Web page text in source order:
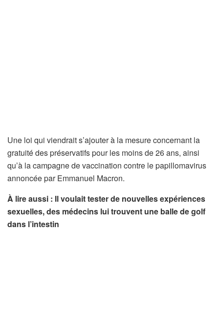
Une loi qui viendrait s’ajouter à la mesure concernant la
gratuité des préservatifs pour les moins de 26 ans, ainsi
qu’à la campagne de vaccination contre le papillomavirus
annoncée par Emmanuel Macron.
À lire aussi : Il voulait tester de nouvelles expériences
sexuelles, des médecins lui trouvent une balle de golf
dans l’intestin